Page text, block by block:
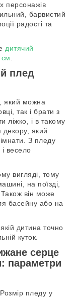
персонажів
барвистий
радості та
дитячий
.
плед
який можна
так і брати з
ліжко, і в такому
який
З пледу
весело
вигляді, тому
на поїзді,
він може
басейну або на
дитина точно
куток.
серце
параметри
пледу у